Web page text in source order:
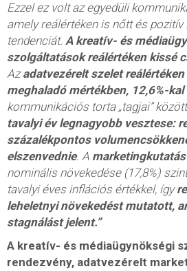
Ezzel ez volt az egyedüli
amely reálértéken is nőtt és
tendenciát. A kreatív- és
szolgáltatások reálértéken kissé
Azadatvezérelt szelet
meghaladó mértékben, 12,6%-
kommunikációs torta „tagjai”
tavalyi év legnagyobb vesztese:
százalékpontos
elszenvednie. A
nominális növekedése (17,8%)
tavalyi éves inflációs értékkel, így
leheletnyi növekedést mutatott,
stagnálást jelent.”
A kreatív- és médiaügynökségi
rendezvény, adatvezérelt